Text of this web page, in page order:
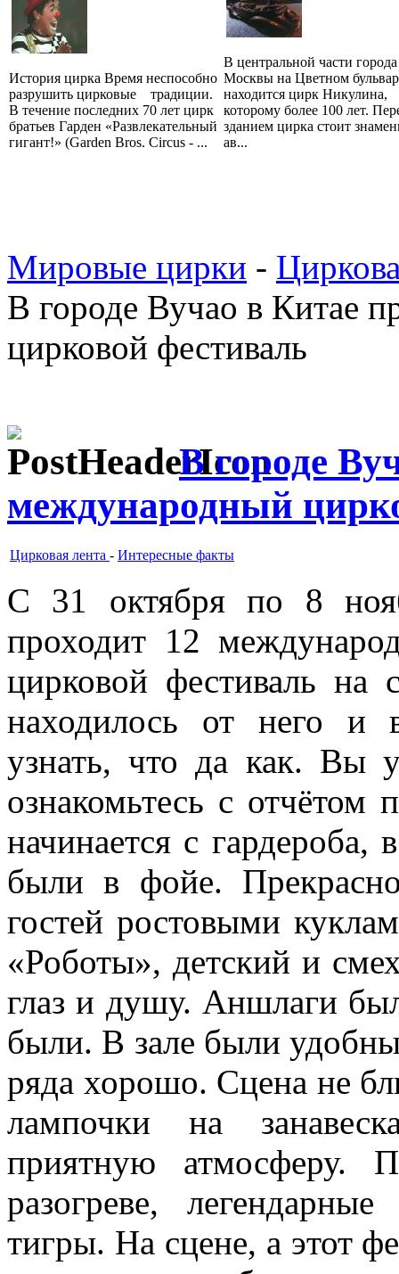
История цирка Время неспособно
разрушить цирковые традиции.
В течение последних 70 лет цирк
братьев Гарден «Развлекательный
гигант!» (Garden Bros. Circus - ...
В центральной части города
Москвы на Цветном
находится цирк Никулина,
которому более 100 лет.
зданием цирка стоит
ав...
Мировые цирки -
В городе Вучао в Китае
цирковой фестиваль
В городе
международный
Цирковая лента - Интересные факты
С 31 октября по 8
проходит 12
цирковой фестиваль на
находилось от него и
узнать, что да как. Вы
ознакомьтесь с
начинается с
были в фойе.
гостей ростовыми
«Роботы», детский и
глаз и душу. Аншлаги
были. В зале были
ряда хорошо. Сцена не
лампочки на
приятную атмосферу.
разогреве,
тигры. На сцене, а этот